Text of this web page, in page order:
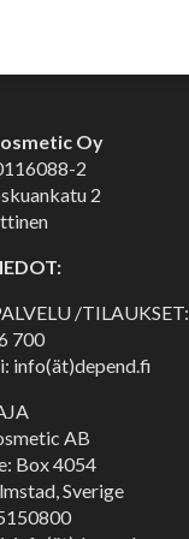
Oy
2
2
/TILAUKSET:
700
info(ät)depend.fi
AB
Box 4054
Sverige